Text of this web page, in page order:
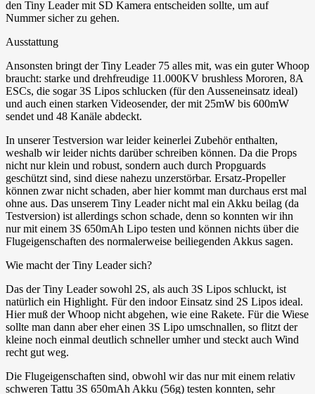
den Tiny Leader mit SD Kamera entscheiden sollte, um auf
Nummer sicher zu gehen.
Ausstattung
Ansonsten bringt der Tiny Leader 75 alles mit, was ein guter Whoop
braucht: starke und drehfreudige 11.000KV brushless Mororen, 8A
ESCs, die sogar 3S Lipos schlucken (für den Ausseneinsatz ideal)
und auch einen starken Videosender, der mit 25mW bis 600mW
sendet und 48 Kanäle abdeckt.
In unserer Testversion war leider keinerlei Zubehör enthalten,
weshalb wir leider nichts darüber schreiben können. Da die Props
nicht nur klein und robust, sondern auch durch Propguards
geschützt sind, sind diese nahezu unzerstörbar. Ersatz-Propeller
können zwar nicht schaden, aber hier kommt man durchaus erst mal
ohne aus. Das unserem Tiny Leader nicht mal ein Akku beilag (da
Testversion) ist allerdings schon schade, denn so konnten wir ihn
nur mit einem 3S 650mAh Lipo testen und können nichts über die
Flugeigenschaften des normalerweise beiliegenden Akkus sagen.
Wie macht der Tiny Leader sich?
Das der Tiny Leader sowohl 2S, als auch 3S Lipos schluckt, ist
natürlich ein Highlight. Für den indoor Einsatz sind 2S Lipos ideal.
Hier muß der Whoop nicht abgehen, wie eine Rakete. Für die Wiese
sollte man dann aber eher einen 3S Lipo umschnallen, so flitzt der
kleine noch einmal deutlich schneller umher und steckt auch Wind
recht gut weg.
Die Flugeigenschaften sind, obwohl wir das nur mit einem relativ
schweren Tattu 3S 650mAh Akku (56g) testen konnten, sehr